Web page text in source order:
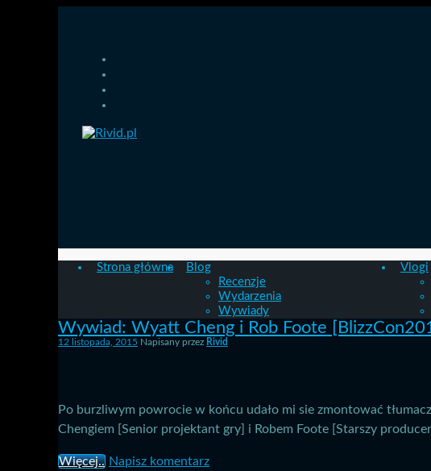
Strona główna
Blog
Recenzje
Wydarzenia
Wywiady
Vlogi
Wywiad: Wyatt Cheng i Rob Foote
12 listopada, 2015 Napisany przez Rivid
Po burzliwym powrocie w końcu udało mi sie zmontować
Chengiem [Senior projektant gry] i Robem Foote [Starszy
Więcej.. Napisz komentarz